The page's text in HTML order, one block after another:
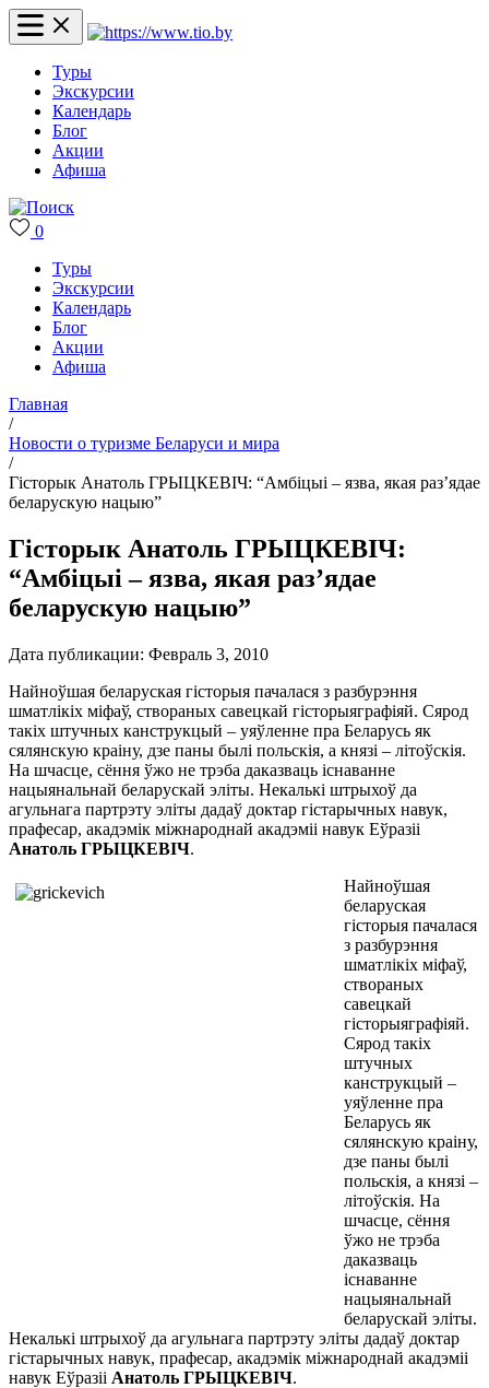
Туры
Экскурсии
Календарь
Блог
Акции
Афиша
0
Туры
Экскурсии
Календарь
Блог
Акции
Афиша
Главная
/
Новости о туризме Беларуси и мира
/
Гісторык Анатоль ГРЫЦКЕВІЧ: “Амбіцыі – язва, якая раз’ядае
беларускую нацыю”
Гісторык Анатоль ГРЫЦКЕВІЧ:
“Амбіцыі – язва, якая раз’ядае
беларускую нацыю”
Дата публикации: Февраль 3, 2010
Найноўшая беларуская гісторыя пачалася з разбурэння
шматлікіх міфаў, створаных савецкай гісторыяграфіяй. Сярод
такіх штучных канструкцый – уяўленне пра Беларусь як
сялянскую краіну, дзе паны былі польскія, а князі – літоўскія.
На шчасце, сёння ўжо не трэба даказваць існаванне
нацыянальнай беларускай эліты. Некалькі штрыхоў да
агульнага партрэту эліты дадаў доктар гістарычных навук,
прафесар, акадэмік міжнароднай акадэміі навук Еўразіі
Анатоль ГРЫЦКЕВІЧ.
Найноўшая
беларуская
гісторыя пачалася
з разбурэння
шматлікіх міфаў,
створаных
савецкай
гісторыяграфіяй.
Сярод такіх
штучных
канструкцый –
уяўленне пра
Беларусь як
сялянскую краіну,
дзе паны былі
польскія, а князі –
літоўскія. На
шчасце, сёння
ўжо не трэба
даказваць
існаванне
нацыянальнай
беларускай эліты.
Некалькі штрыхоў да агульнага партрэту эліты дадаў доктар
гістарычных навук, прафесар, акадэмік міжнароднай акадэміі
навук Еўразіі Анатоль ГРЫЦКЕВІЧ.